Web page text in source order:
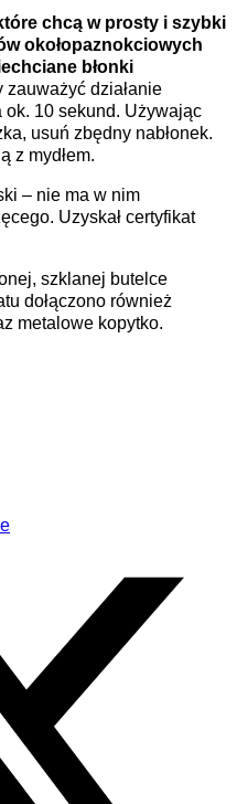
chcą w prosty i szybki
okołopaznokciowych
błonki
zauważyć działanie
ok. 10 sekund. Używając
usuń zbędny nabłonek.
z mydłem.
– nie ma w nim
Uzyskał certyfikat
szklanej butelce
dołączono również
metalowe kopytko.